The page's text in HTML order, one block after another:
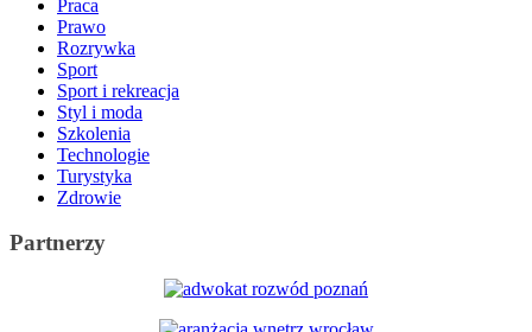
Praca
Prawo
Rozrywka
Sport
Sport i rekreacja
Styl i moda
Szkolenia
Technologie
Turystyka
Zdrowie
Partnerzy